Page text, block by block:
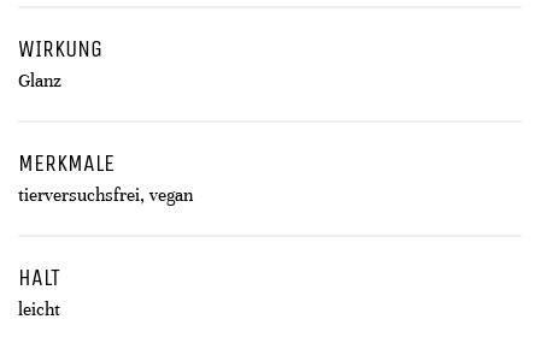
WIRKUNG
Glanz
MERKMALE
tierversuchsfrei, vegan
HALT
leicht